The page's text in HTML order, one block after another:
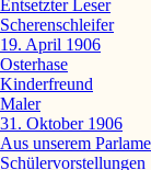
Entsetzter Leser
Scherenschleifer
19. April 1906
Osterhase
Kinderfreund
Maler
31. Oktober 1906
Aus unserem
Schülervorstellungen